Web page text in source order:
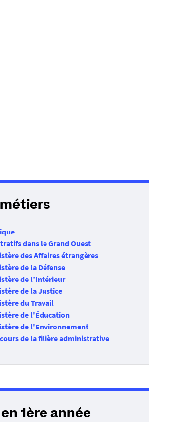
dans le Grand Ouest
des Affaires étrangères
de la Défense
de l’Intérieur
de la Justice
du Travail
de l'Éducation
de l'Environnement
de la filière administrative
1ère année